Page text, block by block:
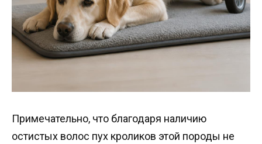
Примечательно, что благодаря наличию
остистых волос пух кроликов этой породы не